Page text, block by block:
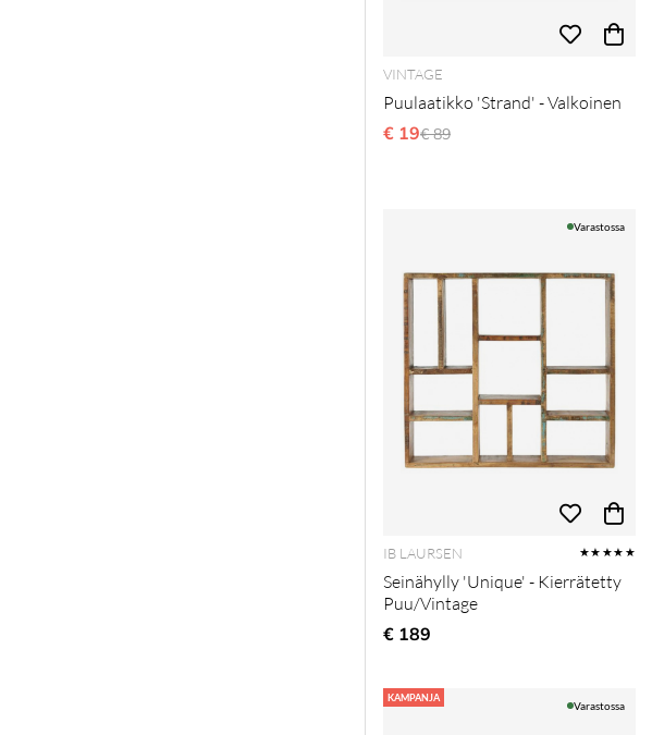
VINTAGE
Puulaatikko 'Strand' - Valkoinen
€ 19Normaali hinta
€ 89
Varastossa
IB LAURSEN ★★★★★
Seinähylly 'Unique' - Kierrätetty
Puu/Vintage
€ 189
KAMPANJA
Varastossa